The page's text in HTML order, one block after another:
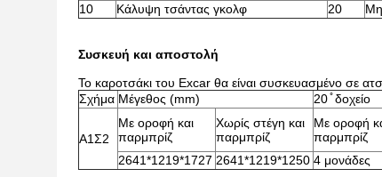
10
Κάλυψη τσάντας γκολφ 20
Συσκευή και αποστολή
Το καροτσάκι του Excar θα είναι συσκευασμένο σε
Σχήμα Μέγεθος (mm) 20 ̊ δοχείο
Α1Σ2
Με οροφή και
παρμπρίζ
Χωρίς στέγη και
παρμπρίζ
Με οροφή
παρμπρίζ
2641*1219*1727 2641*1219*1250 4 μονάδες